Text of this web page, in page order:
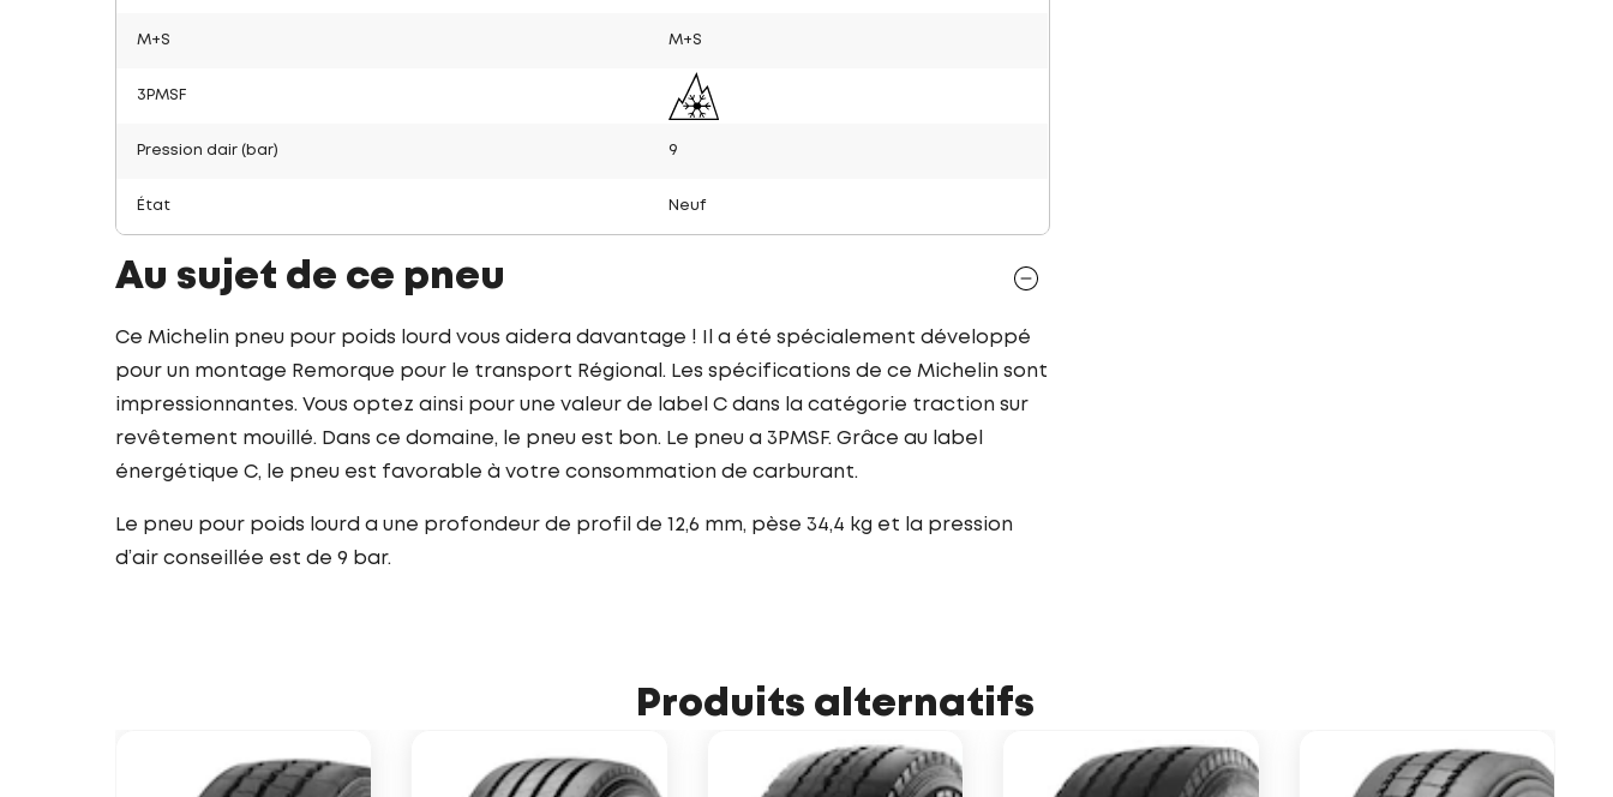
M+S M+S
3PMSF
Pression dair (bar) 9
État Neuf
Au sujet de ce pneu
Ce Michelin pneu pour poids lourd vous aidera davantage ! Il a été spécialement développé
pour un montage Remorque pour le transport Régional. Les spécifications de ce Michelin sont
impressionnantes. Vous optez ainsi pour une valeur de label C dans la catégorie traction sur
revêtement mouillé. Dans ce domaine, le pneu est bon. Le pneu a 3PMSF. Grâce au label
énergétique C, le pneu est favorable à votre consommation de carburant.
Le pneu pour poids lourd a une profondeur de profil de 12,6 mm, pèse 34,4 kg et la pression
d’air conseillée est de 9 bar.
Produits alternatifs